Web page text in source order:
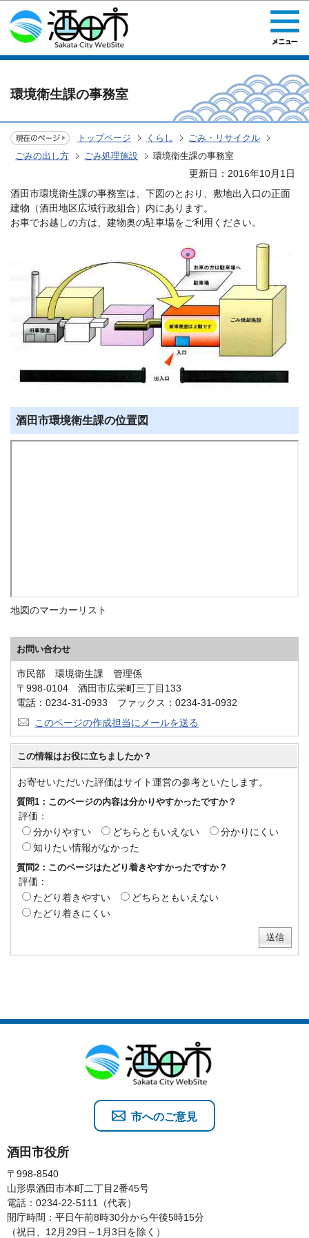
このページの本文へ移動
環境衛生課の事務室
トップページ くらし
ごみ・リサイクル
ごみの出し方
ごみ処理施設 環境衛生課の事務室
更新日：2016年10月1日
酒田市環境衛生課の事務室は、下図のとおり、敷地出入口の正面
建物（酒田地区広域行政組合）内にあります。
お車でお越しの方は、建物奥の駐車場をご利用ください。
酒田市環境衛生課の位置図
地図のマーカーリスト
お問い合わせ
市民部 環境衛生課 管理係
〒998-0104 酒田市広栄町三丁目133
電話：0234-31-0933 ファックス：0234-31-0932
このページの作成担当にメールを送る
この情報はお役に立ちましたか？
お寄せいただいた評価はサイト運営の参考といたします。
質問1：このページの内容は分かりやすかったですか？
評価：
分かりやすい
どちらともいえない
分かりにくい
知りたい情報がなかった
質問2：このページはたどり着きやすかったですか？
評価：
たどり着きやすい
どちらともいえない
たどり着きにくい
酒田市役所
〒998-8540
山形県酒田市本町二丁目2番45号
電話：0234-22-5111（代表）
開庁時間：平日午前8時30分から午後5時15分
（祝日、12月29日～1月3日を除く）
市へのご意見